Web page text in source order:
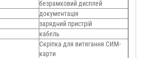
безрамковий дисплей
документація
зарядний пристрій
кабель
Скріпка для витягання СИМ-
карти